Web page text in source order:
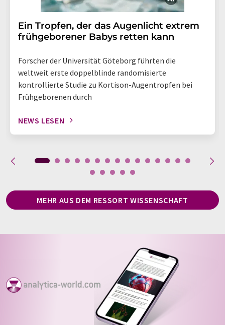
Ein Tropfen, der das Augenlicht extrem
frühgeborener Babys retten kann
Forscher der Universität Göteborg führten die
weltweit erste doppelblinde randomisierte
kontrollierte Studie zu Kortison-Augentropfen bei
Frühgeborenen durch
NEWS LESEN
MEHR AUS DEM RESSORT WISSENSCHAFT